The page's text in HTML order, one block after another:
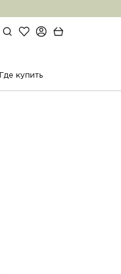
Избранное
Личный кабинет
Где купить